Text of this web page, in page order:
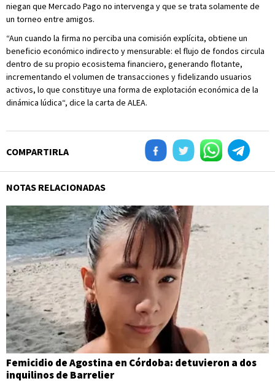
niegan que Mercado Pago no intervenga y que se trata solamente de
un torneo entre amigos.
“Aun cuando la firma no perciba una comisión explícita, obtiene un
beneficio económico indirecto y mensurable: el flujo de fondos circula
dentro de su propio ecosistema financiero, generando flotante,
incrementando el volumen de transacciones y fidelizando usuarios
activos, lo que constituye una forma de explotación económica de la
dinámica lúdica“, dice la carta de ALEA.
COMPARTIRLA
NOTAS RELACIONADAS
Femicidio de Agostina en Córdoba: detuvieron a dos
inquilinos de Barrelier